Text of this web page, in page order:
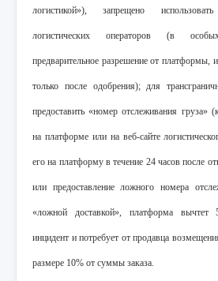
логистикой»), запрещено
логистических операторов (в
предварительное разрешение от платформы,
только после одобрения); для
предоставить «номер отслеживания груза»
на платформе или на веб-сайте
его на платформу в течение 24 часов после
или предоставление ложного номера
«ложной доставкой», платформа
инцидент и потребует от продавца
размере 10% от суммы заказа.